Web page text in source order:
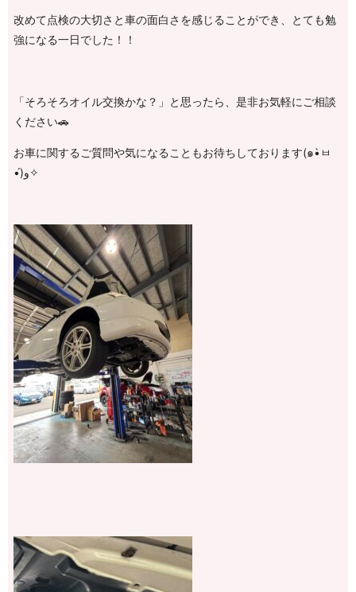
改めて点検の大切さと車の面白さを感じることができ、とても勉
強になる一日でした！！
「そろそろオイル交換かな？」と思ったら、是非お気軽にご相談
ください🚗
お車に関するご質問や気になることもお待ちしております(๑•̀ㅂ
•́)و✧